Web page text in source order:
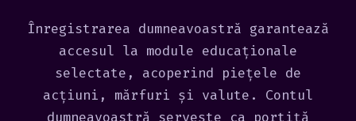
Înregistrarea dumneavoastră garantează
accesul la module educaționale
selectate, acoperind piețele de
acțiuni, mărfuri și valute. Contul
dumneavoastră servește ca portiță